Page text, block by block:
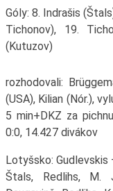
Góly: 8. Indrašis
Tichonov), 19.
(Kutuzov)
rozhodovali:
(USA), Kilian (Nór.),
5 min+DKZ za
0:0, 14.427 divákov
Lotyšsko: Gudlevskis
Štals, Redlihs, M.